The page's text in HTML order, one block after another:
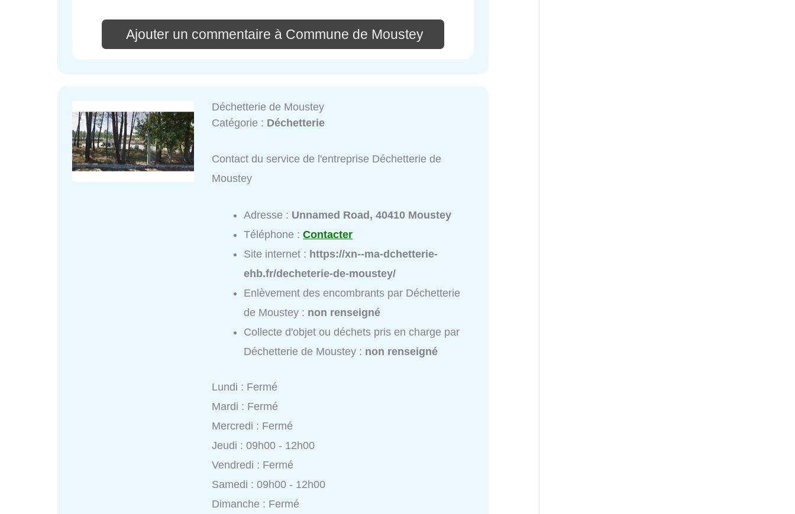
Ajouter un commentaire à Commune de Moustey
Déchetterie de Moustey
Catégorie : Déchetterie
Contact du service de l'entreprise Déchetterie de
Moustey
Adresse : Unnamed Road, 40410 Moustey
Téléphone :Contacter
Site internet : https://xn--ma-dchetterie-
ehb.fr/decheterie-de-moustey/
Enlèvement des encombrants par Déchetterie
de Moustey : non renseigné
Collecte d'objet ou déchets pris en charge par
Déchetterie de Moustey : non renseigné
Lundi : Fermé
Mardi : Fermé
Mercredi : Fermé
Jeudi : 09h00 - 12h00
Vendredi : Fermé
Samedi : 09h00 - 12h00
Dimanche : Fermé